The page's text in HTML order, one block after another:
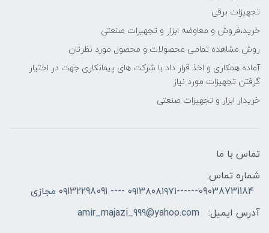
تجهیزات برقی
خرید،فروش و معاوضه ابزار و تجهیزات صنعتی
روش مشاهده تمامی محصولات و محصول مورد نظرتان
آماده همکاری و اخذ قرار داد با شرکت های پیمانکاری جهت در اختیار
گرفتن تجهیزات مورد نیاز
خریدار ابزار و تجهیزات صنعتی
تماس با ما
شماره تماس:
09038731184------۰۹۱۳۸۰۸۱۹۷۱ ---- ۰۹132298091 مجازی
آدرس ایمیل:
amir_majazi_999@yahoo.com